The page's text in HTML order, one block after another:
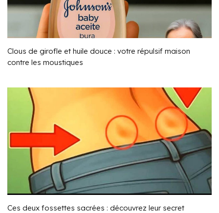
Clous de girofle et huile douce : votre répulsif maison
contre les moustiques
Ces deux fossettes sacrées : découvrez leur secret